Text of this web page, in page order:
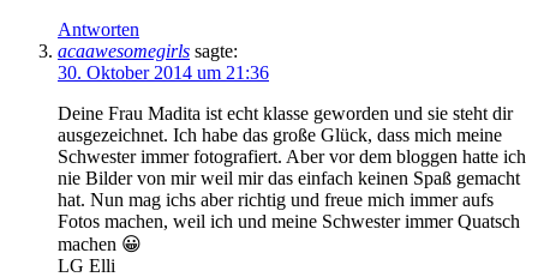
Antworten
acaawesomegirls sagte:
30. Oktober 2014 um 21:36
Deine Frau Madita ist echt klasse geworden und sie steht dir
ausgezeichnet. Ich habe das große Glück, dass mich meine
Schwester immer fotografiert. Aber vor dem bloggen hatte ich
nie Bilder von mir weil mir das einfach keinen Spaß gemacht
hat. Nun mag ichs aber richtig und freue mich immer aufs
Fotos machen, weil ich und meine Schwester immer Quatsch
machen 😀
LG Elli